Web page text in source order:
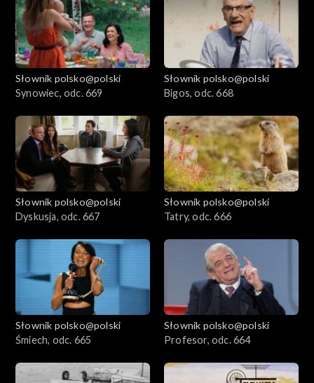
Słownik polsko@polski
Synowiec, odc. 669
Słownik polsko@polski
Bigos, odc. 668
Słownik polsko@polski
Dyskusja, odc. 667
Słownik polsko@polski
Tatry, odc. 666
Słownik polsko@polski
Śmiech, odc. 665
Słownik polsko@polski
Profesor, odc. 664